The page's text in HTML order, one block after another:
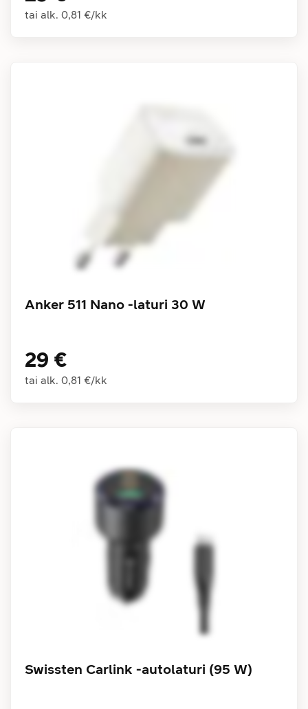
tai alk. 0,81 €/kk
Anker 511 Nano -laturi 30 W
29 €
tai alk. 0,81 €/kk
Swissten Carlink -autolaturi (95 W)